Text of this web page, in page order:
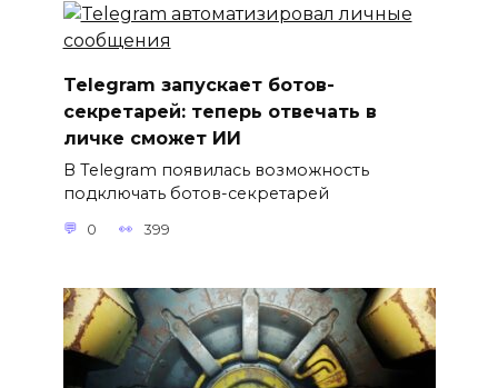
Telegram запускает ботов-
секретарей: теперь отвечать в
личке сможет ИИ
В Telegram появилась возможность
подключать ботов-секретарей
0 399